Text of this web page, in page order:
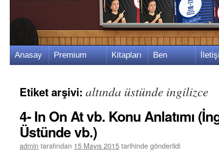
İçeriğe
Anasay Premium Kitapları Ben
Etiket arşivi: altında üstünde ingilizce
4- In On At vb. Konu Anlatımı
Üstünde vb.)
admin tarafından 15 Mayıs 2015tarihinde gönderildi